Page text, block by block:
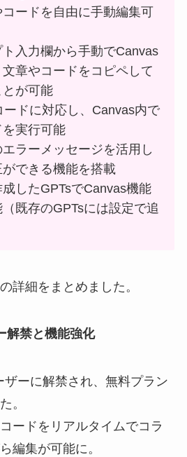
ードを自由に手動編集可
入力欄から手動でCanvas
章やコードをコピペして
が可能
ドに対応し、Canvas内で
実行可能
ラーメッセージを活用し
できる機能を搭載
したGPTsでCanvas機能
既存のGPTsには設定で追
詳細をまとめました。
解禁と機能強化
ザーに解禁され、無料プラン
。
ードをリアルタイムでコラ
編集が可能に。